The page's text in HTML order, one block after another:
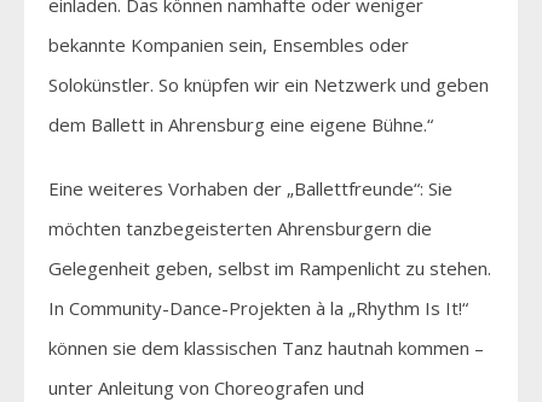
bekannte Kompanien sein, Ensembles oder
Solokünstler. So knüpfen wir ein Netzwerk und geben
dem Ballett in Ahrensburg eine eigene Bühne.“
Eine weiteres Vorhaben der „Ballettfreunde“: Sie
möchten tanzbegeisterten Ahrensburgern die
Gelegenheit geben, selbst im Rampenlicht zu stehen.
In Community-Dance-Projekten à la „Rhythm Is It!“
können sie dem klassischen Tanz hautnah kommen –
unter Anleitung von Choreografen und